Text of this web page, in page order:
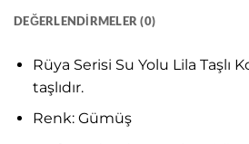
DEĞERLENDIRMELER (0)
Rüya Serisi Su Yolu Lila Taşlı
taşlıdır.
Renk: Gümüş